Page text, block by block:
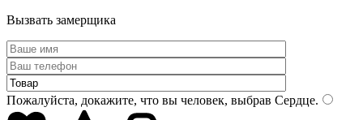
Вызвать замерщика
Пожалуйста, докажите, что вы человек, выбрав Сердце.